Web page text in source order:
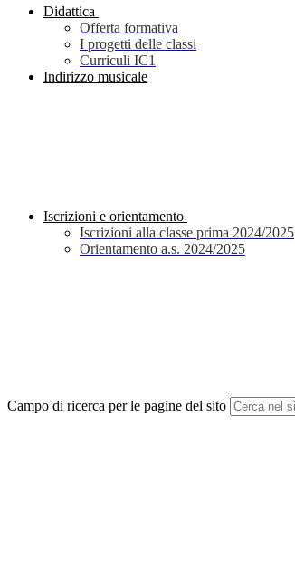
Didattica
Offerta formativa
I progetti delle classi
Curriculi IC1
Indirizzo musicale
Iscrizioni e orientamento
Iscrizioni alla classe prima 2024/2025
Orientamento a.s. 2024/2025
Campo di ricerca per le pagine del sito